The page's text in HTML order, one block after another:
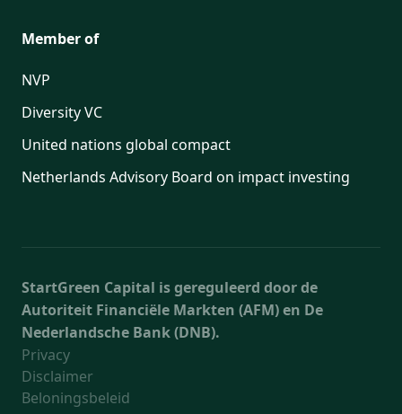
Member of
NVP
Diversity VC
United nations global compact
Netherlands Advisory Board on impact investing
StartGreen Capital is gereguleerd door de
Autoriteit Financiële Markten (AFM) en De
Nederlandsche Bank (DNB).
Privacy
Disclaimer
Beloningsbeleid